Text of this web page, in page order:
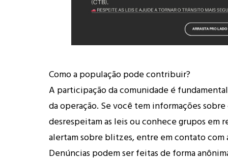
Como a população pode contribuir?
A participação da comunidade é
da operação. Se você tem informações
desrespeitam as leis ou conhece grupos em
alertam sobre blitzes, entre em contato com
Denúncias podem ser feitas de forma